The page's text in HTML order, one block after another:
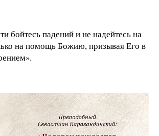
бойтесь падений и не надейтесь на
на помощь Божию, призывая Его в